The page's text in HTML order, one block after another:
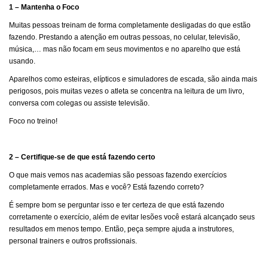
1 – Mantenha o Foco
Muitas pessoas treinam de forma completamente desligadas do que estão
fazendo. Prestando a atenção em outras pessoas, no celular, televisão,
música,… mas não focam em seus movimentos e no aparelho que está
usando.
Aparelhos como esteiras, elípticos e simuladores de escada, são ainda mais
perigosos, pois muitas vezes o atleta se concentra na leitura de um livro,
conversa com colegas ou assiste televisão.
Foco no treino!
2 – Certifique-se de que está fazendo certo
O que mais vemos nas academias são pessoas fazendo exercícios
completamente errados. Mas e você? Está fazendo correto?
É sempre bom se perguntar isso e ter certeza de que está fazendo
corretamente o exercício, além de evitar lesões você estará alcançado seus
resultados em menos tempo. Então, peça sempre ajuda a instrutores,
personal trainers e outros profissionais.